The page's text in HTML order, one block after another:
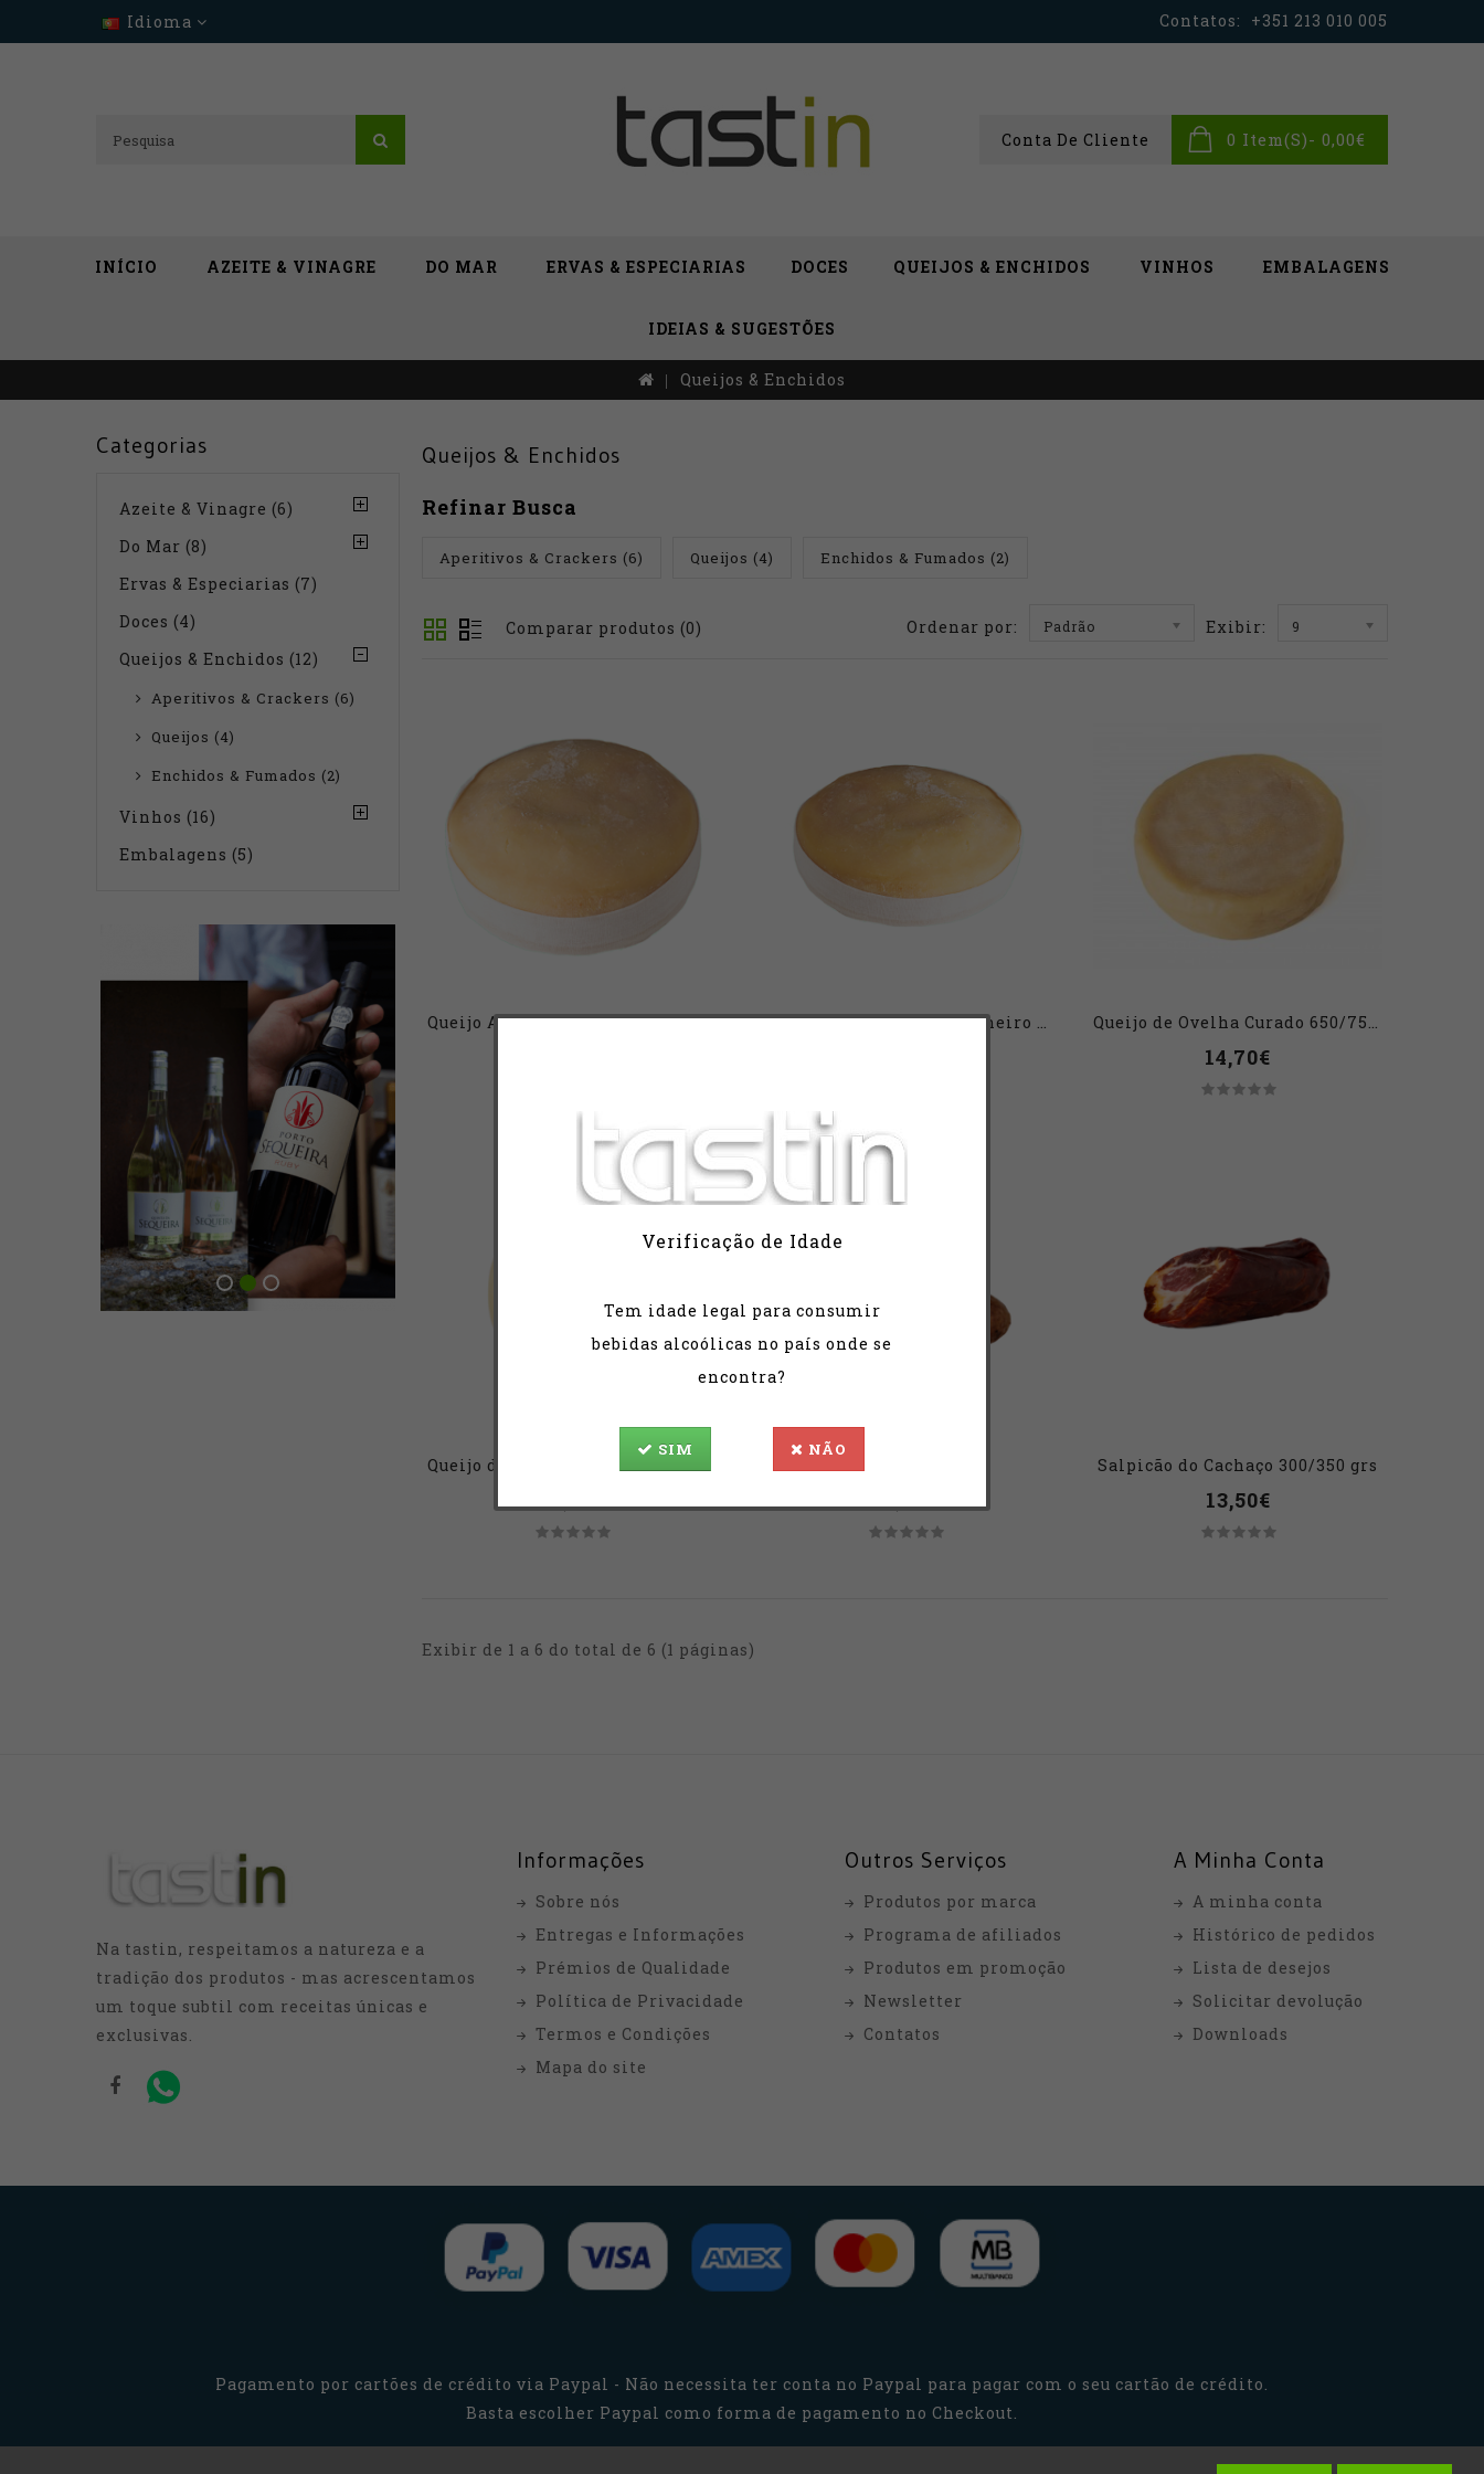
Verificação de Idade
Tem idade legal para consumir
bebidas alcoólicas no país onde se
encontra?
SIM NÃO
Idioma Contatos: +351 213 010 005
0 Item(s)- 0,00€
Conta De Cliente
INÍCIO AZEITE & VINAGRE DO MAR ERVAS & ESPECIARIAS DOCES QUEIJOS & ENCHIDOS VINHOS EMBALAGENS
IDEIAS & SUGESTÕES
Queijos & Enchidos
Categorias
Azeite & Vinagre (6)
Do Mar (8)
Ervas & Especiarias (7)
Doces (4)
Queijos & Enchidos (12)
Aperitivos & Crackers (6)
Queijos (4)
Enchidos & Fumados (2)
Vinhos (16)
Embalagens (5)
Queijos & Enchidos
Refinar Busca
Aperitivos & Crackers (6) Queijos (4) Enchidos & Fumados (2)
Comparar produtos (0) Ordenar por: Padrão Exibir: 9
Queijo Amanteigado Ovelheiro Grande - 1000/1100grs Queijo Amanteigado Ovelheiro Médio 500 a 600g Queijo de Ovelha Curado 650/750 GRS
14,70€
Queijo de Cabra Curado 650/750 GRS
17,10€ 11,00€
Salpicão do Cachaço 300/350 grs
13,50€
Exibir de 1 a 6 do total de 6 (1 páginas)
Na tastin, respeitamos a natureza e a
tradição dos produtos - mas acrescentamos
um toque subtil com receitas únicas e
exclusivas.
Informações
Sobre nós
Entregas e Informações
Prémios de Qualidade
Política de Privacidade
Termos e Condições
Mapa do site
Outros Serviços
Produtos por marca
Programa de afiliados
Produtos em promoção
Newsletter
Contatos
A Minha Conta
A minha conta
Histórico de pedidos
Lista de desejos
Solicitar devolução
Downloads
Pagamento por cartões de crédito via Paypal - Não necessita ter conta no Paypal para pagar com o seu cartão de crédito.
Basta escolher Paypal como forma de pagamento no Checkout.